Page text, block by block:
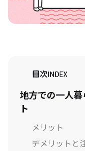
目次INDEX
地方での一人
ト
メリット
デメリットと